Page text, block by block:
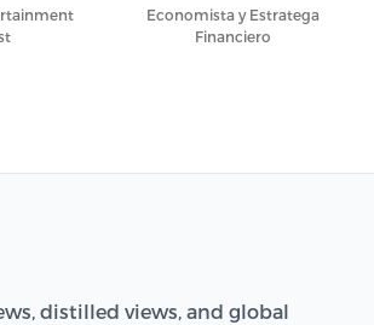
Economista y Estratega
Financiero
distilled views, and global